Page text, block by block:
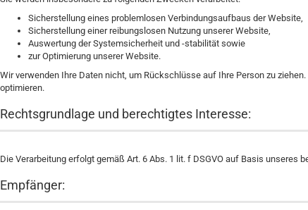
Sicherstellung eines problemlosen Verbindungsaufbaus der Website,
Sicherstellung einer reibungslosen Nutzung unserer Website,
Auswertung der Systemsicherheit und -stabilität sowie
zur Optimierung unserer Website.
Wir verwenden Ihre Daten nicht, um Rückschlüsse auf Ihre Person zu
optimieren.
Rechtsgrundlage und berechtigtes Interesse:
Die Verarbeitung erfolgt gemäß Art. 6 Abs. 1 lit. f DSGVO auf Basis
Empfänger: